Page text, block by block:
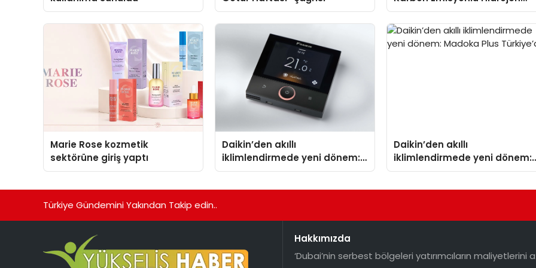
Isıtma Teknolojisinde ISO ve
TSSA Düzenleyici Onaylarını
Aldı
Marie Rose kozmetik
sektörüne giriş yaptı
Daikin’den akıllı
iklimlendirmede yeni dönem:
Madoka Plus Türkiye’de
Daikin’den akıllı
iklimlendirmede yeni dönem:
Madoka Plus Türkiye’de
Türkiye Gündemini Yakından Takip edin..
Hakkımızda
‘Dubai’nin serbest bölgeleri yatırımcıların maliyetlerini